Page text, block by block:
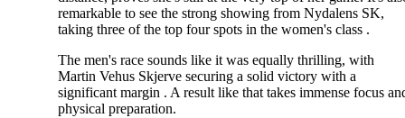
remarkable to see the strong showing from Nydalens SK,
taking three of the top four spots in the women's class .
The men's race sounds like it was equally thrilling, with
Martin Vehus Skjerve securing a solid victory with a
significant margin . A result like that takes immense focus
physical preparation.